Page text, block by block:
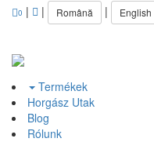
0 | | Română | English
Termékek
Horgász Utak
Blog
Rólunk